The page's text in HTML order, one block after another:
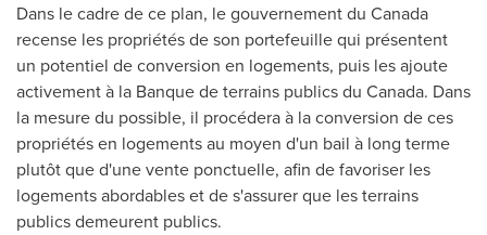
Dans le cadre de ce plan, le gouvernement du Canada
recense les propriétés de son portefeuille qui présentent
un potentiel de conversion en logements, puis les ajoute
activement à la Banque de terrains publics du Canada. Dans
la mesure du possible, il procédera à la conversion de ces
propriétés en logements au moyen d'un bail à long terme
plutôt que d'une vente ponctuelle, afin de favoriser les
logements abordables et de s'assurer que les terrains
publics demeurent publics.